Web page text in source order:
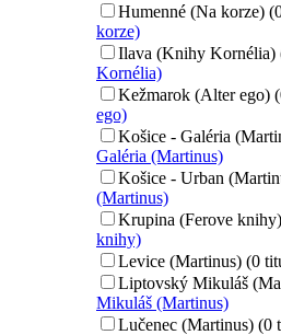
Humenné (Na korze)
korze)
Ilava (Knihy Kornélia)
Kornélia)
Kežmarok (Alter ego)
ego)
Košice - Galéria
Galéria (Martinus)
Košice - Urban
(Martinus)
Krupina (Ferove
knihy)
Levice (Martinus) (0
Liptovský Mikuláš
Mikuláš (Martinus)
Lučenec (Martinus) (0